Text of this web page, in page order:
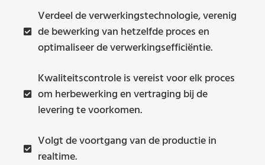
Verdeel de verwerkingstechnologie, verenig
de bewerking van hetzelfde proces en
optimaliseer de verwerkingsefficiëntie.
Kwaliteitscontrole is vereist voor elk proces
om herbewerking en vertraging bij de
levering te voorkomen.
Volgt de voortgang van de productie in
realtime.